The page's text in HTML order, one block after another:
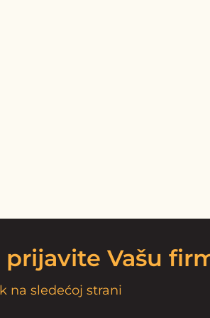
prijavite Vašu
na sledećoj strani